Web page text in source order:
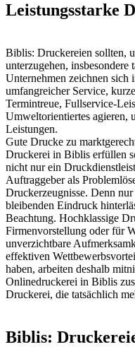
Leistungsstarke
Biblis: Druckereien sollten,
unterzugehen,
Unternehmen zeichnen sich
umfangreicher Service,
Termintreue, Fullservice-
Umweltorientiertes agieren,
Leistungen.
Gute Drucke zu
Druckerei in Biblis erfüllen
nicht nur ein
Auftraggeber als
Druckerzeugnisse. Denn
bleibenden Eindruck
Beachtung. Hochklassige
Firmenvorstellung oder für
unverzichtbare
effektiven
haben, arbeiten deshalb
Onlinedruckerei in Biblis
Druckerei, die tatsächlich
Biblis: